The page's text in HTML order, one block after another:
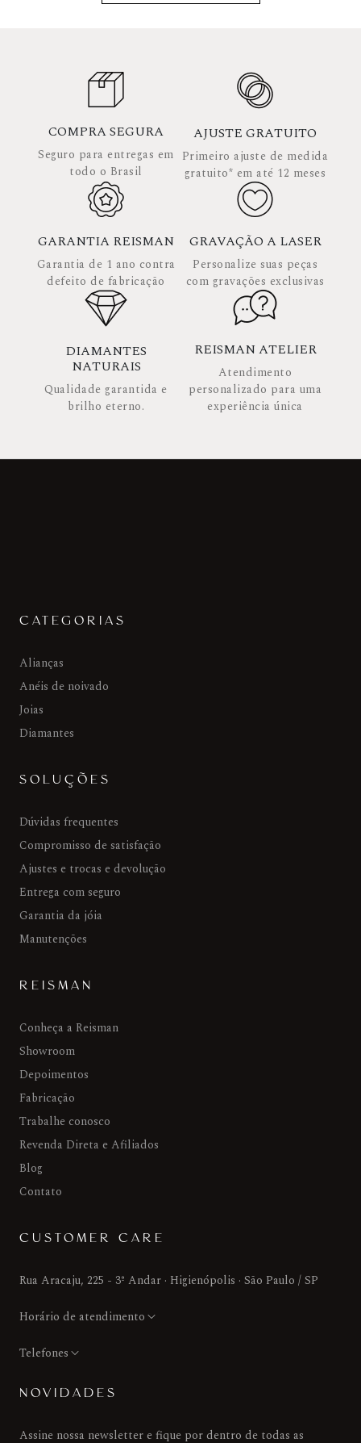
COMPRA SEGURA
Seguro para entregas em
todo o Brasil
AJUSTE GRATUITO
Primeiro ajuste de medida
gratuito* em até 12 meses
GARANTIA REISMAN
Garantia de 1 ano contra
defeito de fabricação
GRAVAÇÃO A LASER
Personalize suas peças
com gravações exclusivas
DIAMANTES
NATURAIS
Qualidade garantida e
brilho eterno.
REISMAN ATELIER
Atendimento
personalizado para uma
experiência única
CATEGORIAS
Alianças
Anéis de noivado
Joias
Diamantes
SOLUÇÕES
Dúvidas frequentes
Compromisso de satisfação
Ajustes e trocas e devolução
Entrega com seguro
Garantia da jóia
Manutenções
REISMAN
Conheça a Reisman
Showroom
Depoimentos
Fabricação
Trabalhe conosco
Revenda Direta e Afiliados
Blog
Contato
CUSTOMER CARE
Rua Aracaju, 225 - 3º Andar · Higienópolis · São Paulo / SP
Horário de atendimento
Telefones
NOVIDADES
Assine nossa newsletter e fique por dentro de todas as